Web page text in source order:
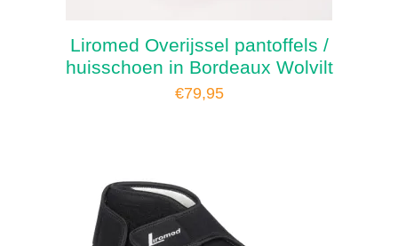
Liromed Overijssel pantoffels /
huisschoen in Bordeaux Wolvilt
€79,95